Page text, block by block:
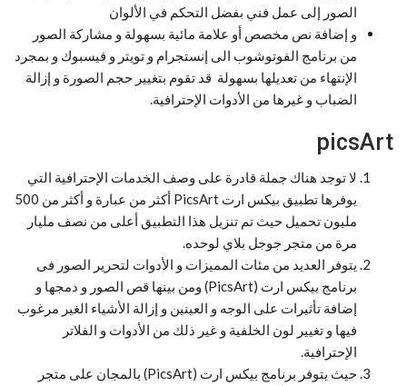
الصور إلى عمل فني بفضل التحكم في الألوان
و إضافة نص مخصص أو علامة مائية بسهولة و مشاركة الصور
من برنامج الفوتوشوب الى إنستجرام و تويتر و فيسبوك و بمجرد
الإنتهاء من تعديلها بسهولة قد تقوم بتغيير حجم الصورة و إزالة
الضباب و غيرها من الأدوات الإحترافية.
picsArt
لا توجد هناك جملة قادرة على وصف الخدمات الإحترافية التي
يوفرها تطبيق بيكس ارت PicsArt أكثر من عبارة و أكثر من 500
مليون تحميل حيث تم تنزيل هذا التطبيق أعلى من نصف مليار
مرة من متجر جوجل بلاي لوحده.
يتوفر العديد من مئات المميزات و الأدوات لتحرير الصور فى
برنامج بيكس ارت (PicsArt) ومن بينها قص الصور و دمجها و
إضافة تأثيرات على الوجه و العينين و إزالة الأشياء الغير مرغوب
فيها و تغيير لون الخلفية و غير ذلك من الأدوات و الفلاتر
الإحترافية.
حيث يتوفر برنامج بيكس ارت (PicsArt) بالمجان على متجر